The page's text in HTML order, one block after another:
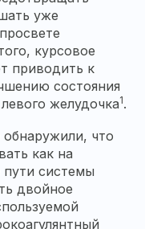
уже
курсовое
приводить к
состояния
желудочка1.
что
как на
системы
двойное